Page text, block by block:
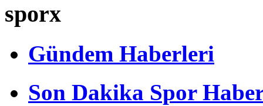
sporx
Gündem Haberleri
Son Dakika Spor